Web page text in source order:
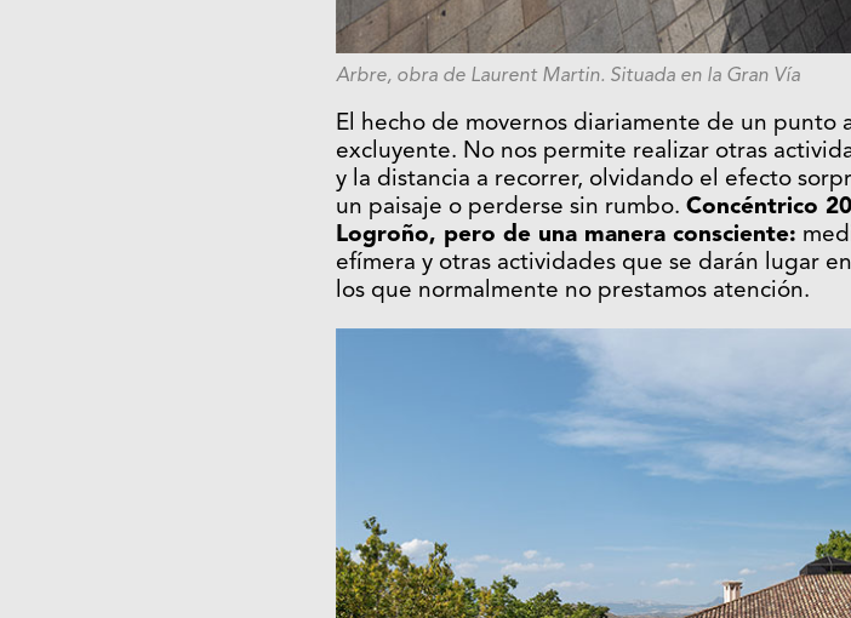
Arbre, obra de Laurent Martin. Situada en la Gran Vía
El hecho de movernos diariamente de un punto
excluyente. No nos permite realizar otras
y la distancia a recorrer, olvidando el efecto
un paisaje o perderse sin rumbo. Concéntrico
Logroño, pero de una manera consciente:
efímera y otras actividades que se darán lugar
los que normalmente no prestamos atención.